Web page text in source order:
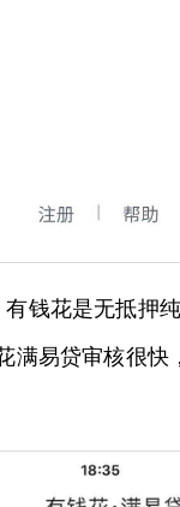
钱花是无抵押
满易贷审核很快